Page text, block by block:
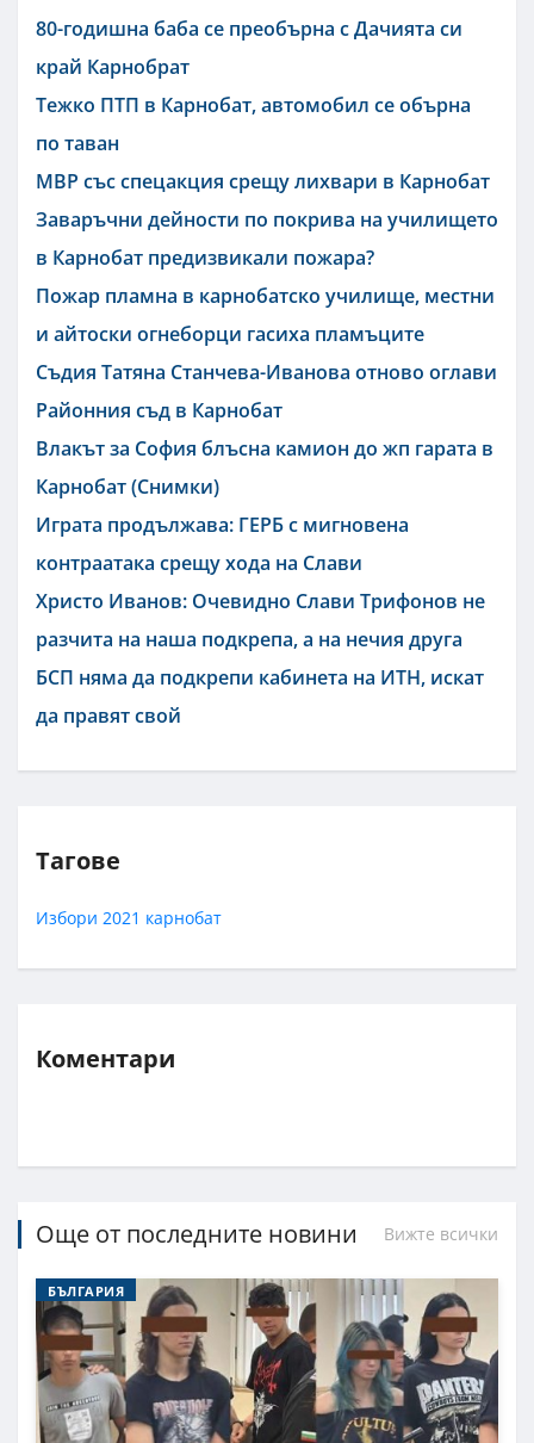
80-годишна баба се преобърна с Дачията си
край Карнобрат
Тежко ПТП в Карнобат, автомобил се обърна
по таван
МВР със спецакция срещу лихвари в Карнобат
Заваръчни дейности по покрива на училището
в Карнобат предизвикали пожара?
Пожар пламна в карнобатско училище, местни
и айтоски огнеборци гасиха пламъците
Съдия Татяна Станчева-Иванова отново оглави
Районния съд в Карнобат
Влакът за София блъсна камион до жп гарата в
Карнобат (Снимки)
Играта продължава: ГЕРБ с мигновена
контраатака срещу хода на Слави
Христо Иванов: Очевидно Слави Трифонов не
разчита на наша подкрепа, а на нечия друга
БСП няма да подкрепи кабинета на ИТН, искат
да правят свой
Тагове
Избори 2021 карнобат
Коментари
Още от последните новини Вижте всички
БЪЛГАРИЯ